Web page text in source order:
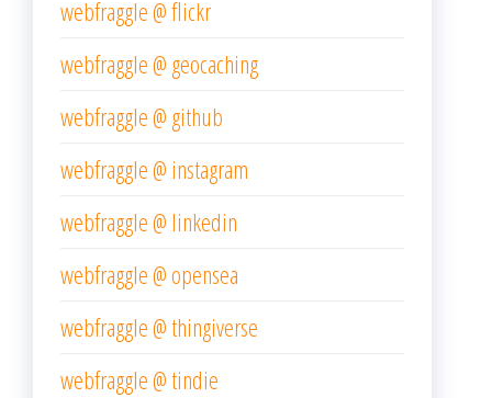
webfraggle @ flickr
webfraggle @ geocaching
webfraggle @ github
webfraggle @ instagram
webfraggle @ linkedin
webfraggle @ opensea
webfraggle @ thingiverse
webfraggle @ tindie